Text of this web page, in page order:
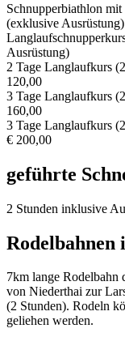
Schnupperbiathlon
(exklusive Ausrüstung)
Ausrüstung)
2 Tage Langlaufkurs
120,00
3 Tage Langlaufkurs
160,00
3 Tage Langlaufkurs
€ 200,00
geführte
2 Stunden inklusive
Rodelbahnen
7km lange Rodelbahn
von Niederthai zur
(2 Stunden). Rodeln
geliehen werden.